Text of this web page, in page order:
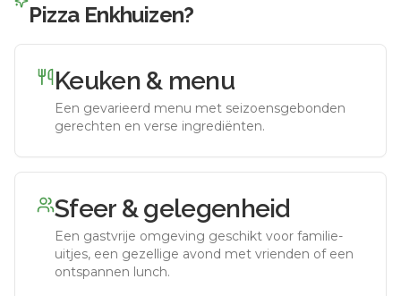
Pizza Enkhuizen?
Keuken & menu
Een gevarieerd menu met seizoensgebonden
gerechten en verse ingrediënten.
Sfeer & gelegenheid
Een gastvrije omgeving geschikt voor familie-
uitjes, een gezellige avond met vrienden of een
ontspannen lunch.